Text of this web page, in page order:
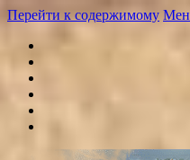
Перейти к содержимому